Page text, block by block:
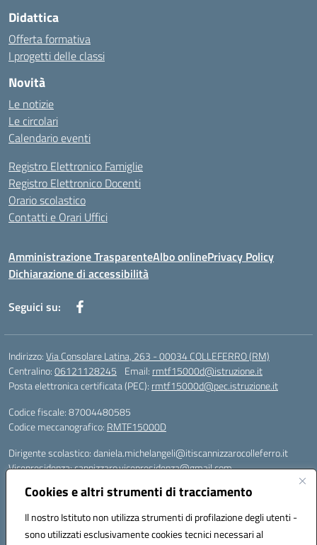
Cookies e altri strumenti di tracciamento
Il nostro Istituto non utilizza strumenti di profilazione degli utenti -
sono utilizzati esclusivamente cookies tecnici necessari al
Didattica
Offerta formativa
I progetti delle classi
Novità
Le notizie
Le circolari
Calendario eventi
Registro Elettronico Famiglie
Registro Elettronico Docenti
Orario scolastico
Contatti e Orari Uffici
Amministrazione TrasparenteAlbo onlinePrivacy Policy
Dichiarazione di accessibilità
Seguici su:
Indirizzo:Via Consolare Latina, 263 - 00034 COLLEFERRO (RM)
Centralino:06121128245 Email: rmtf15000d@istruzione.it
Posta elettronica certificata (PEC): rmtf15000d@pec.istruzione.it
Codice fiscale: 87004480585
Codice meccanografico: RMTF15000D
Dirigente scolastico: daniela.michelangeli@itiscannizzarocolleferro.it
Vicepresidenza: cannizzaro.vicepresidenza@gmail.com
Supporto piattaforme DDI (creazione account e rigenerazione credenziali)
supporto_gsuite@itiscannizzarocolleferro.it